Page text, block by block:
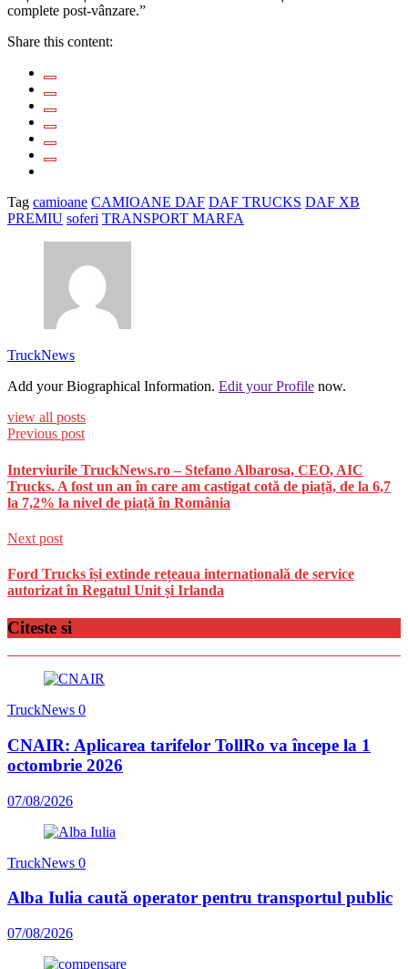
complete post-vânzare.”
Share this content:
Tag camioane CAMIOANE DAF DAF TRUCKS DAF XB
PREMIU soferi TRANSPORT MARFA
TruckNews
Add your Biographical Information. Edit your Profile now.
view all posts
Previous post
Interviurile TruckNews.ro – Stefano Albarosa, CEO, AIC
Trucks. A fost un an în care am castigat cotă de piață, de la 6,7
la 7,2% la nivel de piață în România
Next post
Ford Trucks își extinde rețeaua internațională de service
autorizat în Regatul Unit și Irlanda
Citeste si
TruckNews 0
CNAIR: Aplicarea tarifelor TollRo va începe la 1
octombrie 2026
07/08/2026
TruckNews 0
Alba Iulia caută operator pentru transportul public
07/08/2026